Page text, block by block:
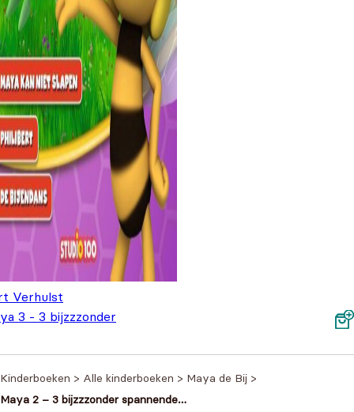
Verhulst
3 - 3 bijzzzonder
Kinderboeken > Alle kinderboeken > Maya de Bij >
Maya 2 – 3 bijzzzonder spannende